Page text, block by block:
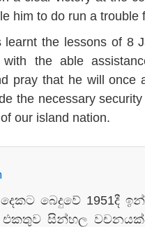
him to do run a trouble
learnt the lessons of 8
with the able
pray that he will once
the necessary
our island nation.
බෙදුවේ 1951දී
සින්හල